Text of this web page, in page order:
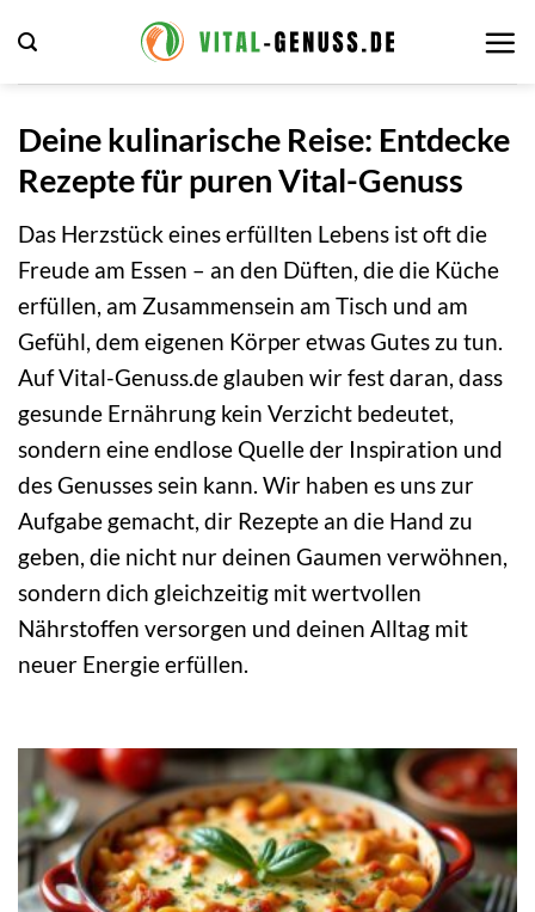
Inhalt
springen
Deine kulinarische Reise: Entdecke
Rezepte für puren Vital-Genuss
Das Herzstück eines erfüllten Lebens ist oft die
Freude am Essen – an den Düften, die die Küche
erfüllen, am Zusammensein am Tisch und am
Gefühl, dem eigenen Körper etwas Gutes zu tun.
Auf Vital-Genuss.de glauben wir fest daran, dass
gesunde Ernährung kein Verzicht bedeutet,
sondern eine endlose Quelle der Inspiration und
des Genusses sein kann. Wir haben es uns zur
Aufgabe gemacht, dir Rezepte an die Hand zu
geben, die nicht nur deinen Gaumen verwöhnen,
sondern dich gleichzeitig mit wertvollen
Nährstoffen versorgen und deinen Alltag mit
neuer Energie erfüllen.